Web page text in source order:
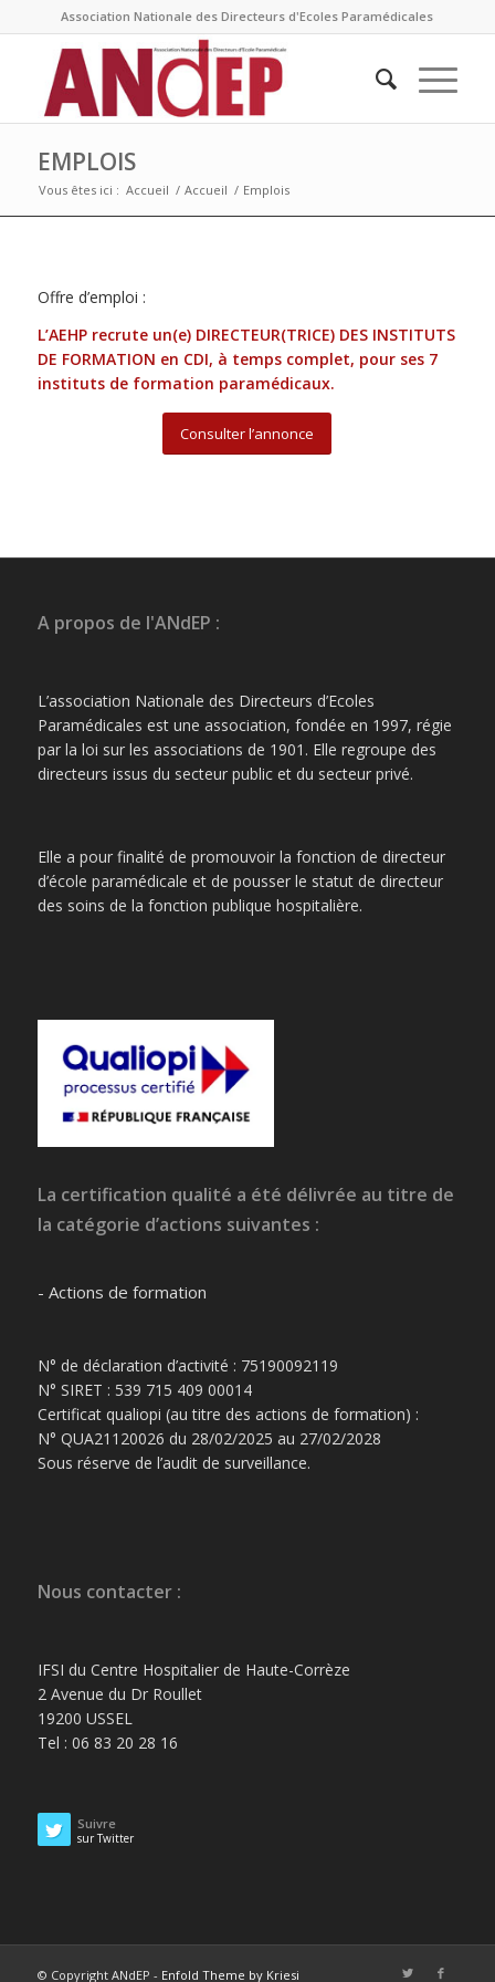
Association Nationale des Directeurs d'Ecoles Paramédicales
EMPLOIS
Vous êtes ici : Accueil / Accueil / Emplois
Offre d’emploi :
L’AEHP recrute un(e) DIRECTEUR(TRICE) DES INSTITUTS
DE FORMATION en CDI, à temps complet, pour ses 7
instituts de formation paramédicaux.
Consulter l’annonce
A propos de l'ANdEP :
L’association Nationale des Directeurs d’Ecoles
Paramédicales est une association, fondée en 1997, régie
par la loi sur les associations de 1901. Elle regroupe des
directeurs issus du secteur public et du secteur privé.
Elle a pour finalité de promouvoir la fonction de directeur
d’école paramédicale et de pousser le statut de directeur
des soins de la fonction publique hospitalière.
La certification qualité a été délivrée au titre de
la catégorie d’actions suivantes :
- Actions de formation
N° de déclaration d’activité : 75190092119
N° SIRET : 539 715 409 00014
Certificat qualiopi (au titre des actions de formation) :
N° QUA21120026 du 28/02/2025 au 27/02/2028
Sous réserve de l’audit de surveillance.
Nous contacter :
IFSI du Centre Hospitalier de Haute-Corrèze
2 Avenue du Dr Roullet
19200 USSEL
Tel : 06 83 20 28 16
Suivre
sur Twitter
© Copyright ANdEP - Enfold Theme by Kriesi